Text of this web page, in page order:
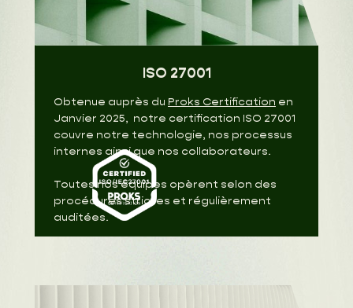
ISO 27001
Obtenue auprès du Proks Certification en
Janvier 2025, notre certification ISO 27001
couvre notre technologie, nos processus
internes ainsi que nos collaborateurs.
Toutes nos équipes opèrent selon des
procédures strictes et régulièrement
auditées.